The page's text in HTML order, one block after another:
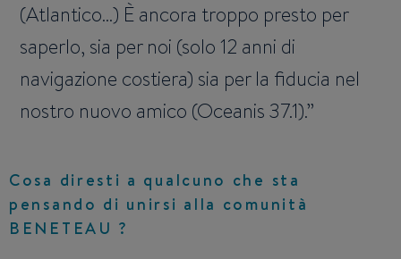
(Atlantico...) È ancora troppo presto per
saperlo, sia per noi (solo 12 anni di
navigazione costiera) sia per la fiducia nel
nostro nuovo amico (Oceanis 37.1).
Cosa diresti a qualcuno che sta
pensando di unirsi alla comunità
BENETEAU ?